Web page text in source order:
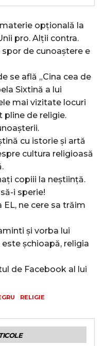
opțională la
pro. Alții contra.
de cunoaștere e
se află „Cina cea de
Sixtină a lui
mai vizitate locuri
pline de religie.
cu istorie și artă
cultura religioasă
copiii la neștiință.
i sperie!
EL, ne cere sa trăim
și vorba lui
şchioapă, religia
de Facebook al lui
RELIGIE